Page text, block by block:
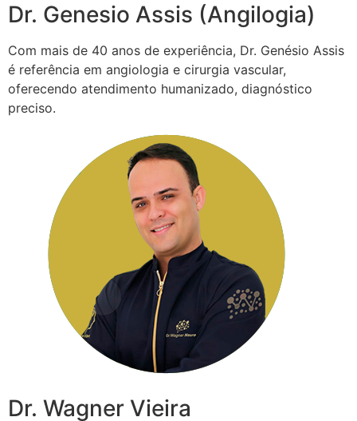
Dr. Genesio Assis (Angilogia)
Com mais de 40 anos de experiência, Dr. Genésio Assis
é referência em angiologia e cirurgia vascular,
oferecendo atendimento humanizado, diagnóstico
preciso.
Dr. Wagner Vieira